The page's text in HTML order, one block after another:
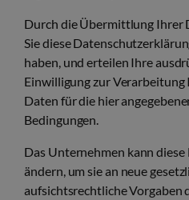
Durch die Übermittlung Ihrer
Sie diese
haben, und erteilen Ihre
Einwilligung zur Verarbeitung
Daten für die hier
Bedingungen.
Das Unternehmen kann
ändern, um sie an neue
aufsichtsrechtliche Vorgaben